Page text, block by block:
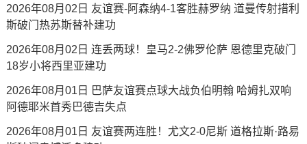
2026年08月02日 友谊赛-阿森纳4-1客胜赫罗纳 道曼传射措利
斯破门热苏斯替补建功
2026年08月02日 连丢两球！皇马2-2佛罗伦萨 恩德里克破门
18岁小将西里亚建功
2026年08月01日 巴萨友谊赛点球大战负伯明翰 哈姆扎双响
阿德耶米首秀巴德吉失点
2026年08月01日 友谊赛两连胜！尤文2-0尼斯 道格拉斯·路易